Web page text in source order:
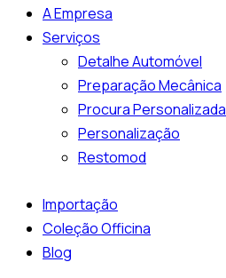
A Empresa
Serviços
Detalhe Automóvel
Preparação Mecânica
Procura Personalizada
Personalização
Restomod
Importação
Coleção Officina
Blog